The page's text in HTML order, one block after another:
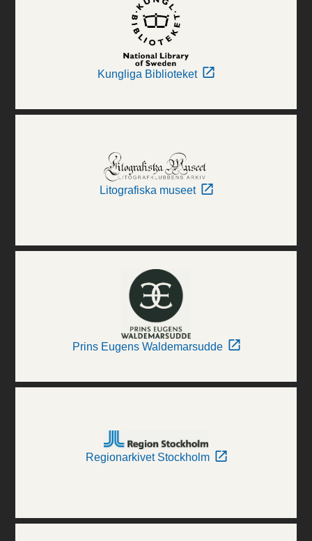
Kungliga Biblioteket
Litografiska museet
Prins Eugens Waldemarsudde
Regionarkivet Stockholm